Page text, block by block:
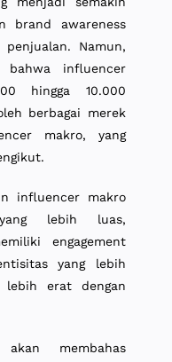
brand awareness
Namun,
influencer
hingga 10.000
berbagai merek
makro, yang
influencer makro
yang lebih luas,
engagement
yang lebih
lebih erat dengan
membahas